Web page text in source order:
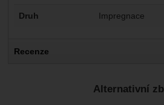
Druh Impregnace
Recenze
Alternativní